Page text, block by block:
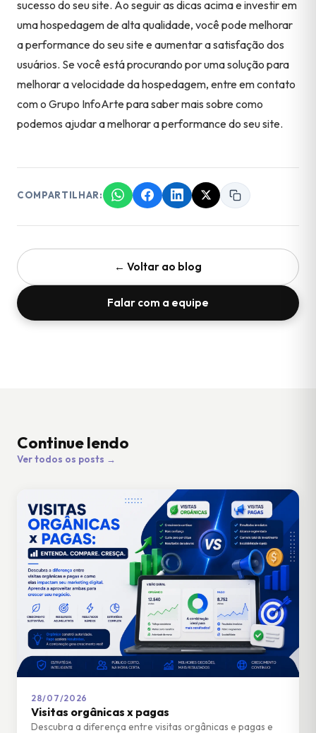
sucesso do seu site. Ao seguir as dicas acima e investir em
uma hospedagem de alta qualidade, você pode melhorar
a performance do seu site e aumentar a satisfação dos
usuários. Se você está procurando por uma solução para
melhorar a velocidade da hospedagem, entre em contato
com o Grupo InfoArte para saber mais sobre como
podemos ajudar a melhorar a performance do seu site.
COMPARTILHAR:
← Voltar ao blog
Falar com a equipe
Continue lendo
Ver todos os posts →
28/07/2026
Visitas orgânicas x pagas
Descubra a diferença entre visitas orgânicas e pagas e